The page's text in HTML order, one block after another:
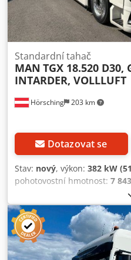
Hörsching 203 km
Standardní tahač
MAN TGX 18.520 D30,
INTARDER, VOLLLUFT
Dotazovat se
Stav: nový, výkon: 382 kW
pohotovostní hmotnost: 7
2
mm, brzdy:retardér,
převodu:
automatický ,
vzduch, počet lůžek: 1,
385/55/R22,5, velikost zadní
počet míst k sezení:2,